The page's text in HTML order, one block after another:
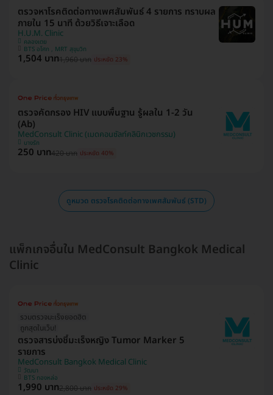
ตรวจหาโรคติดต่อทางเพศสัมพันธ์ 4 รายการ ทราบผล
ภายใน 15 นาที ด้วยวิธีเจาะเลือด
H.U.M. Clinic
คลองเตย
BTS อโศก , MRT สุขุมวิท
1,504 บาท1,960 บาท ประหยัด 23%
ตรวจคัดกรอง HIV แบบพื้นฐาน รู้ผลใน 1-2 วัน
(Ab)
MedConsult Clinic (เมดคอนซัลท์คลินิกเวชกรรม)
บางรัก
250 บาท420 บาท ประหยัด 40%
ดูหมวด ตรวจโรคติดต่อทางเพศสัมพันธ์ (STD)
แพ็กเกจอื่นใน MedConsult Bangkok Medical
Clinic
รวมตรวจมะเร็งยอดฮิต
ถูกสุดในเว็บ!
ตรวจสารบ่งชี้มะเร็งหญิง Tumor Marker 5
รายการ
MedConsult Bangkok Medical Clinic
วัฒนา
BTS ทองหล่อ
1,990 บาท2,800 บาท ประหยัด 29%